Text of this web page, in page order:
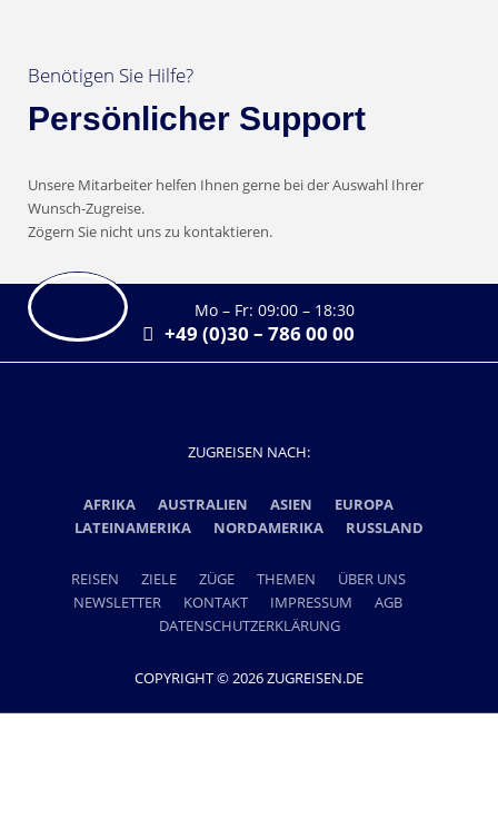
Benötigen Sie Hilfe?
Persönlicher Support
Unsere Mitarbeiter helfen Ihnen gerne bei der Auswahl Ihrer
Wunsch-Zugreise.
Zögern Sie nicht uns zu kontaktieren.
Mo – Fr: 09:00 – 18:30
+49 (0)30 – 786 00 00
ZUGREISEN NACH:
AFRIKA AUSTRALIEN ASIEN
EUROPA
LATEINAMERIKA
NORDAMERIKA RUSSLAND
REISEN ZIELE ZÜGE THEMEN
ÜBER UNS
NEWSLETTER
KONTAKT IMPRESSUM
AGB
DATENSCHUTZERKLÄRUNG
COPYRIGHT © 2026 ZUGREISEN.DE